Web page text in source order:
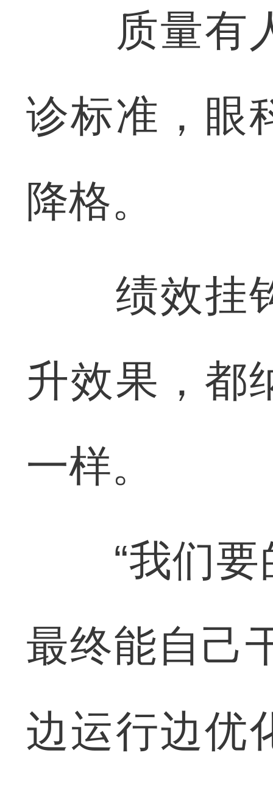
质量有人
诊标准，眼
降格。
绩效挂钩
升效果，都
一样。
“我们要
最终能自己
边运行边优